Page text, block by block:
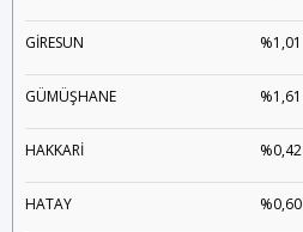
GİRESUN %1,01
GÜMÜŞHANE %1,61
HAKKARİ %0,42
HATAY %0,60